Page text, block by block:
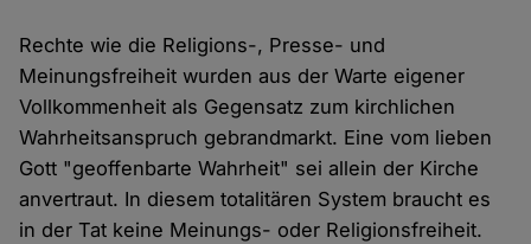
Rechte wie die Religions-, Presse- und
Meinungsfreiheit wurden aus der Warte eigener
Vollkommenheit als Gegensatz zum kirchlichen
Wahrheitsanspruch gebrandmarkt. Eine vom lieben
Gott "geoffenbarte Wahrheit" sei allein der Kirche
anvertraut. In diesem totalitären System braucht es
in der Tat keine Meinungs- oder Religionsfreiheit.